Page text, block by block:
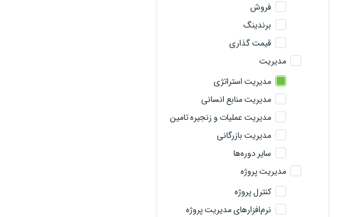
فروش
برندینگ
قیمت گذاری
مدیریت
مدیریت استراتژی
مدیریت منابع انسانی
مدیریت عملیات و زنجیره تامین
مدیریت بازرگانی
سایر دوره‌ها
مدیریت پروژه
کنترل پروژه
نرم‌افزارهای مدیریت پروژه